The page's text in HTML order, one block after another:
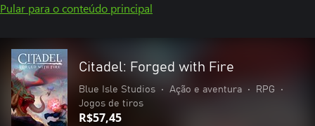
Pular para o conteúdo principal
Citadel: Forged with Fire
Blue Isle Studios • Ação e aventura • RPG
•
Jogos de tiros
R$57,45